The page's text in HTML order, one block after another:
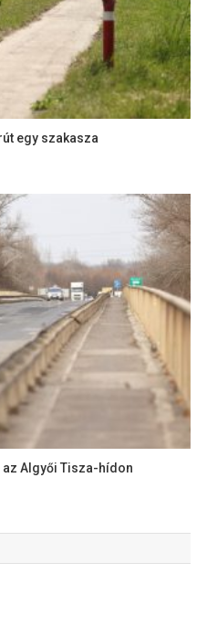
egy szakasza
Algyői Tisza-hídon